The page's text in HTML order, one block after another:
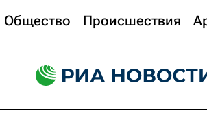
Общество Происшествия